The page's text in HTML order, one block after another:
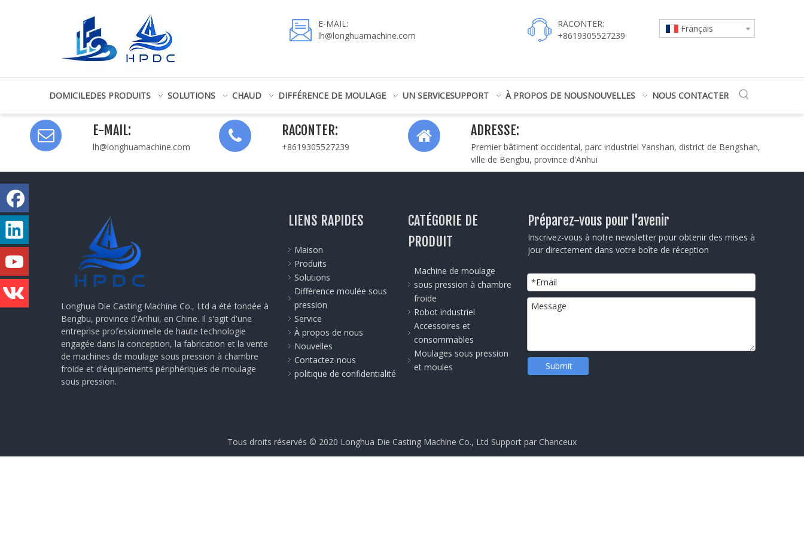
E-MAIL:
lh@longhuamachine.com
RACONTER:
+8619305527239
Français
DOMICILEDES PRODUITS SOLUTIONS CHAUD DIFFÉRENCE DE MOULAGE UN SERVICESUPPORT À PROPOS DE NOUSNOUVELLES NOUS CONTACTER
E-MAIL:
lh@longhuamachine.com
RACONTER:
+8619305527239
ADRESSE:
Premier bâtiment occidental, parc industriel Yanshan, district de Bengshan,
ville de Bengbu, province d'Anhui
Longhua Die Casting Machine Co., Ltd a été fondée à
Bengbu, province d'Anhui, en Chine. Il s'agit d'une
entreprise professionnelle de haute technologie
engagée dans la conception, la fabrication et la vente
de machines de moulage sous pression à chambre
froide et d'équipements périphériques de moulage
sous pression.
LIENS RAPIDES
Maison
Produits
Solutions
Différence moulée sous
pression
Service
À propos de nous
Nouvelles
Contactez-nous
politique de confidentialité
CATÉGORIE DE
PRODUIT
Machine de moulage
sous pression à chambre
froide
Robot industriel
Accessoires et
consommables
Moulages sous pression
et moules
Préparez-vous pour l'avenir
Inscrivez-vous à notre newsletter pour obtenir des mises à
jour directement dans votre boîte de réception
Submit
Tous droits réservés © 2020 Longhua Die Casting Machine Co., Ltd Support par Chanceux